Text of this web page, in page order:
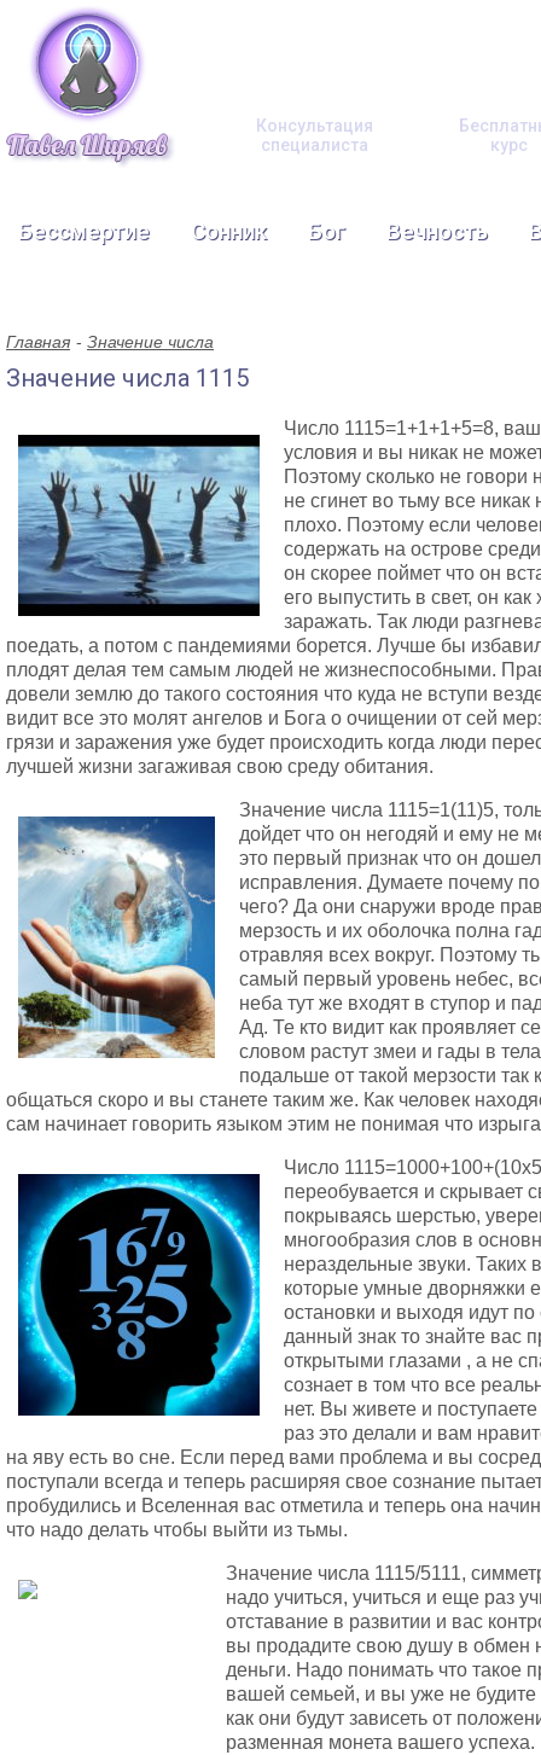
Консультация
специалиста
курс
Бессмертие Сонник Бог Вечность
Главная Значение числа
Значение числа 1115
Число 1115=1+1+1+5=8,
условия и вы никак не
Поэтому сколько не говори
не сгинет во тьму все
плохо. Поэтому если
содержать на острове
он скорее поймет что он
его выпустить в свет, он
заражать. Так люди
поедать, а потом с пандемиями борется. Лучше бы
плодят делая тем самым людей не жизнеспособными.
довели землю до такого состояния что куда не вступи
видит все это молят ангелов и Бога о очищении от сей
грязи и заражения уже будет происходить когда люди
лучшей жизни загаживая свою среду обитания.
Значение числа 1115=1(11)5,
дойдет что он негодяй и ему не
это первый признак что он
исправления. Думаете почему
чего? Да они снаружи вроде
мерзость и их оболочка полна
отравляя всех вокруг. Поэтому
самый первый уровень небес,
неба тут же входят в ступор и
Ад. Те кто видит как проявляет
словом растут змеи и гады в
подальше от такой мерзости так
общаться скоро и вы станете таким же. Как человек
сам начинает говорить языком этим не понимая что
Число
переобувается и скрывает
покрываясь шерстью,
многообразия слов в
нераздельные звуки.
которые умные дворняжки
остановки и выходя идут
данный знак то знайте вас
открытыми глазами , а не
сознает в том что все
нет. Вы живете и
раз это делали и вам
на яву есть во сне. Если перед вами проблема и вы
поступали всегда и теперь расширяя свое сознание
пробудились и Вселенная вас отметила и теперь она
что надо делать чтобы выйти из тьмы.
Значение числа 1115/5111,
надо учиться, учиться и еще раз
отставание в развитии и вас
вы продадите свою душу в обмен
деньги. Надо понимать что такое
вашей семьей, и вы уже не будите
как они будут зависеть от
разменная монета вашего